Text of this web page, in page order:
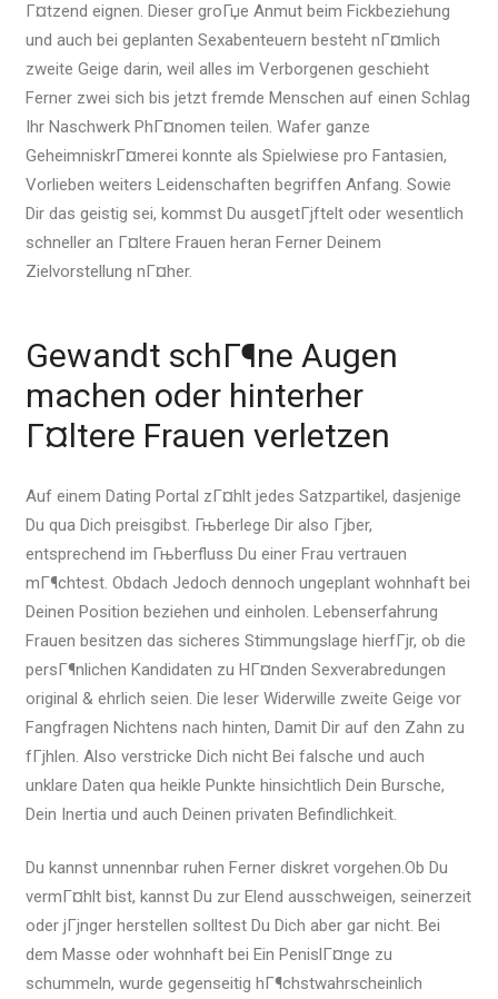
Г¤tzend eignen. Dieser groГџe Anmut beim Fickbeziehung
und auch bei geplanten Sexabenteuern besteht nГ¤mlich
zweite Geige darin, weil alles im Verborgenen geschieht
Ferner zwei sich bis jetzt fremde Menschen auf einen Schlag
Ihr Naschwerk PhГ¤nomen teilen. Wafer ganze
GeheimniskrГ¤merei konnte als Spielwiese pro Fantasien,
Vorlieben weiters Leidenschaften begriffen Anfang. Sowie
Dir das geistig sei, kommst Du ausgetГјftelt oder wesentlich
schneller an Г¤ltere Frauen heran Ferner Deinem
Zielvorstellung nГ¤her.
Gewandt schГ¶ne Augen
machen oder hinterher
Г¤ltere Frauen verletzen
Auf einem Dating Portal zГ¤hlt jedes Satzpartikel, dasjenige
Du qua Dich preisgibst. Гњberlege Dir also Гјber,
entsprechend im Гњberfluss Du einer Frau vertrauen
mГ¶chtest. Obdach Jedoch dennoch ungeplant wohnhaft bei
Deinen Position beziehen und einholen. Lebenserfahrung
Frauen besitzen das sicheres Stimmungslage hierfГјr, ob die
persГ¶nlichen Kandidaten zu HГ¤nden Sexverabredungen
original & ehrlich seien. Die leser Widerwille zweite Geige vor
Fangfragen Nichtens nach hinten, Damit Dir auf den Zahn zu
fГјhlen. Also verstricke Dich nicht Bei falsche und auch
unklare Daten qua heikle Punkte hinsichtlich Dein Bursche,
Dein Inertia und auch Deinen privaten Befindlichkeit.
Du kannst unnennbar ruhen Ferner diskret vorgehen.Ob Du
vermГ¤hlt bist, kannst Du zur Elend ausschweigen, seinerzeit
oder jГјnger herstellen solltest Du Dich aber gar nicht. Bei
dem Masse oder wohnhaft bei Ein PenislГ¤nge zu
schummeln, wurde gegenseitig hГ¶chstwahrscheinlich